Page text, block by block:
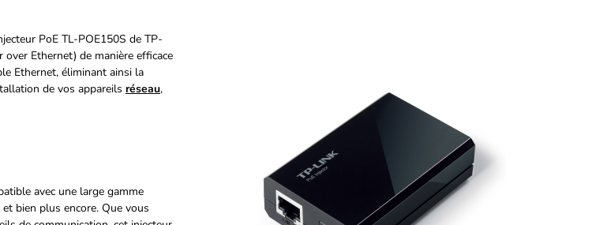
PoE TL-POE150S de TP-
Ethernet) de manière efficace
Ethernet, éliminant ainsi la
de vos appareils réseau,
avec une large gamme
bien plus encore. Que vous